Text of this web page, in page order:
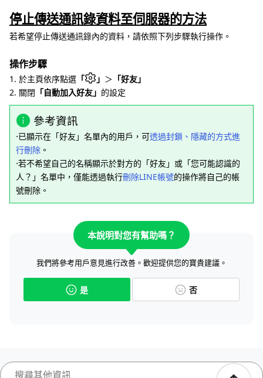
停止傳送通訊錄資料至伺服器的方法
若希望停止傳送通訊錄內的資料，請依照下列步驟執行操作。
操作步驟
1. 於主頁依序點選 「 」 ＞ 「好友」
2. 關閉 「自動加入好友」 的設定
參考資訊
⋅已顯示在「好友」名單內的用戶，可透過封鎖、隱藏的方式進
行刪除 。
⋅若不希望自己的名稱顯示於對方的「好友」或「您可能認識的
人？」名單中，僅能透過執行刪除LINE帳號的操作將自己的帳
號刪除。
本說明對您有幫助嗎？
我們將參考用戶意見進行改善。歡迎提供您的寶貴建議。
是 否